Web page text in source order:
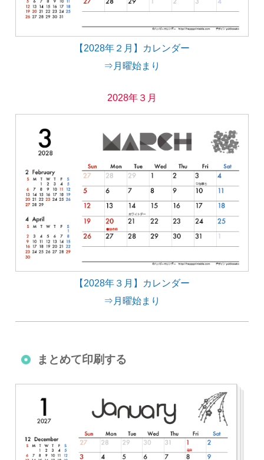
【2028年２月】カレンダー
⇒月曜始まり
2028年３月
【2028年３月】カレンダー
⇒月曜始まり
まとめて印刷する